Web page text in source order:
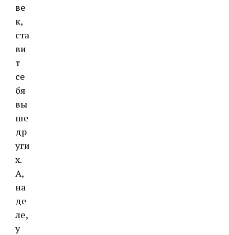
ве
к,
ста
ви
т
се
бя
вы
ше
др
уги
х.
А,
на
де
ле,
у